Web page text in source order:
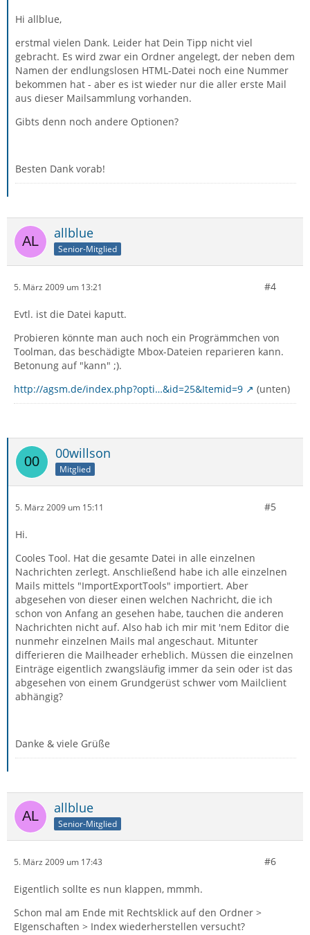
Hi allblue,
erstmal vielen Dank. Leider hat Dein Tipp nicht viel
gebracht. Es wird zwar ein Ordner angelegt, der neben dem
Namen der endlungslosen HTML-Datei noch eine Nummer
bekommen hat - aber es ist wieder nur die aller erste Mail
aus dieser Mailsammlung vorhanden.
Gibts denn noch andere Optionen?
Besten Dank vorab!
allblue
Senior-Mitglied
5. März 2009 um 13:21 #4
Evtl. ist die Datei kaputt.
Probieren könnte man auch noch ein Progrämmchen von
Toolman, das beschädigte Mbox-Dateien reparieren kann.
Betonung auf "kann" ;).
http://agsm.de/index.php?opti…&id=25&Itemid=9
(unten)
00willson
Mitglied
5. März 2009 um 15:11 #5
Hi.
Cooles Tool. Hat die gesamte Datei in alle einzelnen
Nachrichten zerlegt. Anschließend habe ich alle einzelnen
Mails mittels "ImportExportTools" importiert. Aber
abgesehen von dieser einen welchen Nachricht, die ich
schon von Anfang an gesehen habe, tauchen die anderen
Nachrichten nicht auf. Also hab ich mir mit 'nem Editor die
nunmehr einzelnen Mails mal angeschaut. Mitunter
differieren die Mailheader erheblich. Müssen die einzelnen
Einträge eigentlich zwangsläufig immer da sein oder ist das
abgesehen von einem Grundgerüst schwer vom Mailclient
abhängig?
Danke & viele Grüße
allblue
Senior-Mitglied
5. März 2009 um 17:43 #6
Eigentlich sollte es nun klappen, mmmh.
Schon mal am Ende mit Rechtsklick auf den Ordner >
EIgenschaften > Index wiederherstellen versucht?